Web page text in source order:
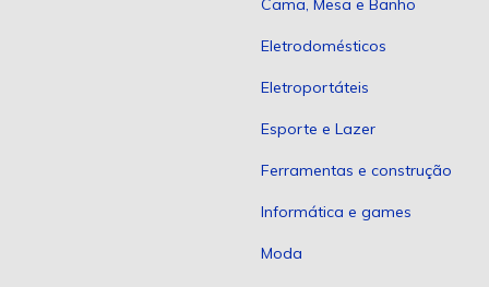
Cama, Mesa e Banho
Eletrodomésticos
Eletroportáteis
Esporte e Lazer
Ferramentas e construção
Informática e games
Moda